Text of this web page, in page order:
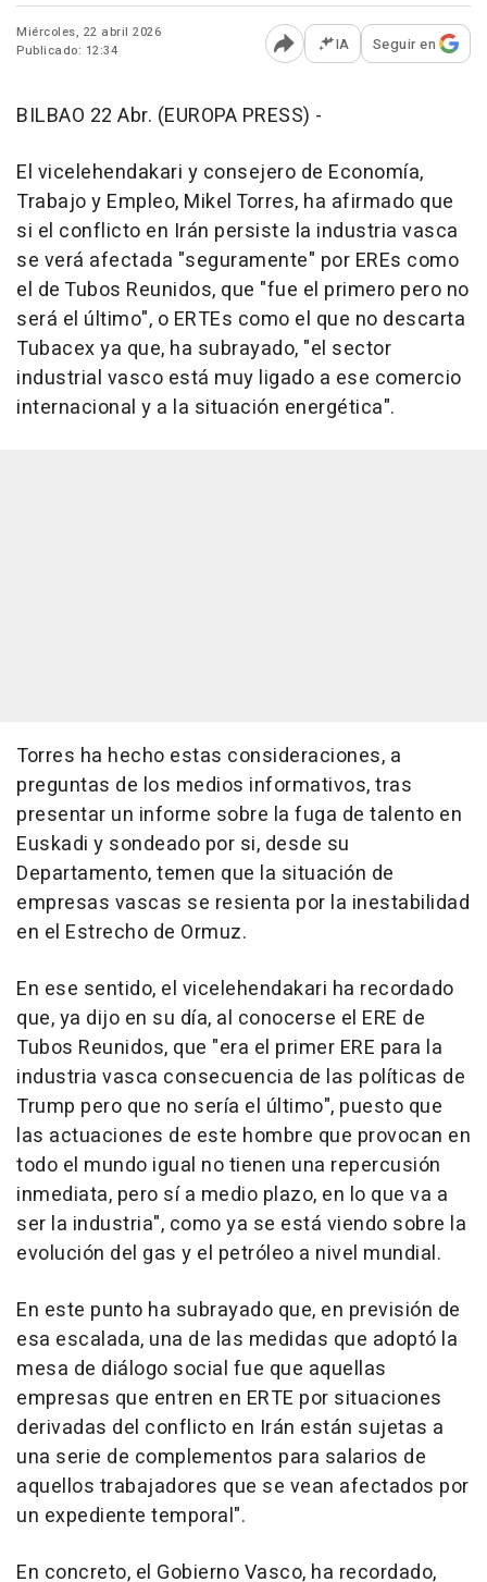
Miércoles, 22 abril 2026
Publicado: 12:34
Abrir opciones para
IA Seguir en
BILBAO 22 Abr. (EUROPA PRESS) -
El vicelehendakari y consejero de Economía,
Trabajo y Empleo, Mikel Torres, ha afirmado que
si el conflicto en Irán persiste la industria vasca
se verá afectada "seguramente" por EREs como
el de Tubos Reunidos, que "fue el primero pero no
será el último", o ERTEs como el que no descarta
Tubacex ya que, ha subrayado, "el sector
industrial vasco está muy ligado a ese comercio
internacional y a la situación energética".
Torres ha hecho estas consideraciones, a
preguntas de los medios informativos, tras
presentar un informe sobre la fuga de talento en
Euskadi y sondeado por si, desde su
Departamento, temen que la situación de
empresas vascas se resienta por la inestabilidad
en el Estrecho de Ormuz.
En ese sentido, el vicelehendakari ha recordado
que, ya dijo en su día, al conocerse el ERE de
Tubos Reunidos, que "era el primer ERE para la
industria vasca consecuencia de las políticas de
Trump pero que no sería el último", puesto que
las actuaciones de este hombre que provocan en
todo el mundo igual no tienen una repercusión
inmediata, pero sí a medio plazo, en lo que va a
ser la industria", como ya se está viendo sobre la
evolución del gas y el petróleo a nivel mundial.
En este punto ha subrayado que, en previsión de
esa escalada, una de las medidas que adoptó la
mesa de diálogo social fue que aquellas
empresas que entren en ERTE por situaciones
derivadas del conflicto en Irán están sujetas a
una serie de complementos para salarios de
aquellos trabajadores que se vean afectados por
un expediente temporal".
En concreto, el Gobierno Vasco, ha recordado,